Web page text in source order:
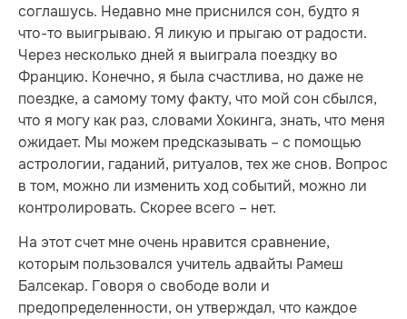
соглашусь. Недавно мне приснился сон, будто я
что-то выигрываю. Я ликую и прыгаю от радости.
Через несколько дней я выиграла поездку во
Францию. Конечно, я была счастлива, но даже не
поездке, а самому тому факту, что мой сон сбылся,
что я могу как раз, словами Хокинга, знать, что меня
ожидает. Мы можем предсказывать – с помощью
астрологии, гаданий, ритуалов, тех же снов. Вопрос
в том, можно ли изменить ход событий, можно ли
контролировать. Скорее всего – нет.
На этот счет мне очень нравится сравнение,
которым пользовался учитель адвайты Рамеш
Балсекар. Говоря о свободе воли и
предопределенности, он утверждал, что каждое